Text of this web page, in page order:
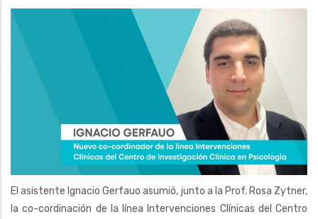
Imagen/Afiche
El asistente Ignacio Gerfauo asumió, junto a la Prof. Rosa Zytner,
la co-cordinación de la línea Intervenciones Clínicas del Centro